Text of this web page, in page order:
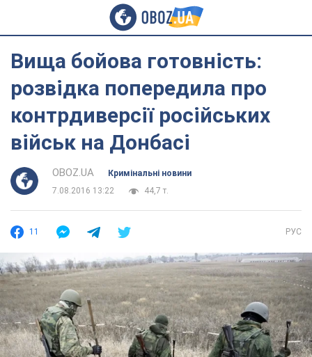
Вища бойова готовність:
розвідка попередила про
контрдиверсії російських
військ на Донбасі
OBOZ.UA
Кримінальні новини
7.08.2016 13:22
44,7 т.
11 РУС